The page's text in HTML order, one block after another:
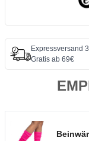
Expressversand
Gratis ab 69€